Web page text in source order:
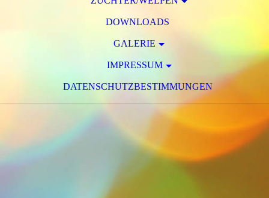
DOWNLOADS
GALERIE
IMPRESSUM
DATENSCHUTZBESTIMMUNGEN